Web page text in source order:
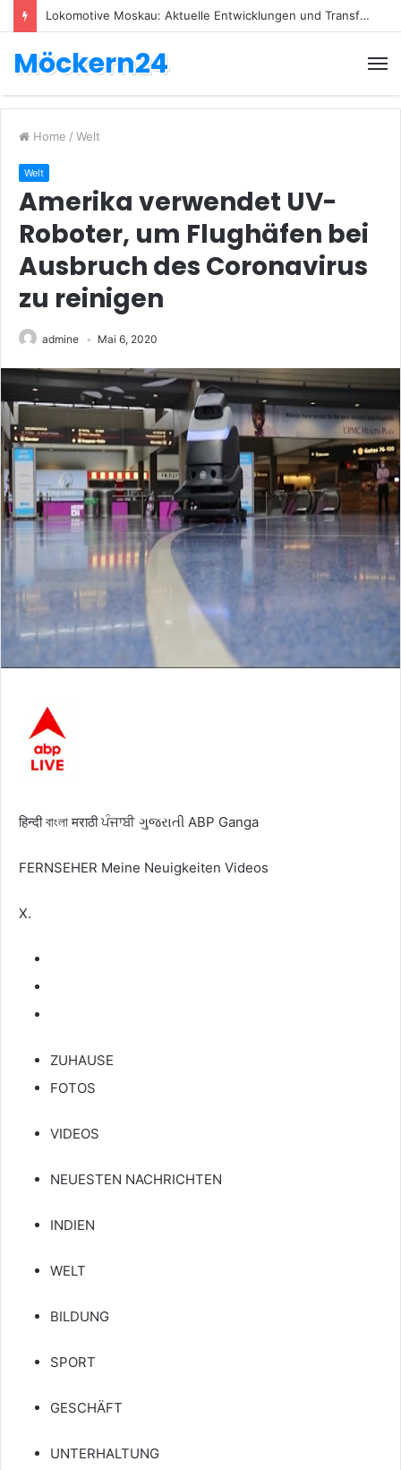
Lokomotive Moskau: Aktuelle Entwicklungen und Transfers
Möckern24
Home / Welt
Welt
Amerika verwendet UV-
Roboter, um Flughäfen bei
Ausbruch des Coronavirus
zu reinigen
admine Mai 6, 2020
हिन्दीবাংলাमराठीਪੰਜਾਬੀ ગુજરાતી ABP Ganga
FERNSEHER Meine Neuigkeiten Videos
X.
ZUHAUSE
FOTOS
VIDEOS
NEUESTEN NACHRICHTEN
INDIEN
WELT
BILDUNG
SPORT
GESCHÄFT
UNTERHALTUNG